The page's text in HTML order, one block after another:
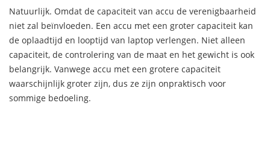
Natuurlijk. Omdat de capaciteit van accu de verenigbaarheid
niet zal beïnvloeden. Een accu met een groter capaciteit kan
de oplaadtijd en looptijd van laptop verlengen. Niet alleen
capaciteit, de controlering van de maat en het gewicht is ook
belangrijk. Vanwege accu met een grotere capaciteit
waarschijnlijk groter zijn, dus ze zijn onpraktisch voor
sommige bedoeling.